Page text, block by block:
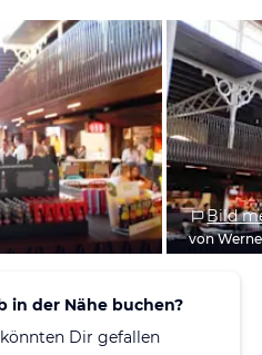
Bild
von
in der Nähe buchen?
Dir gefallen